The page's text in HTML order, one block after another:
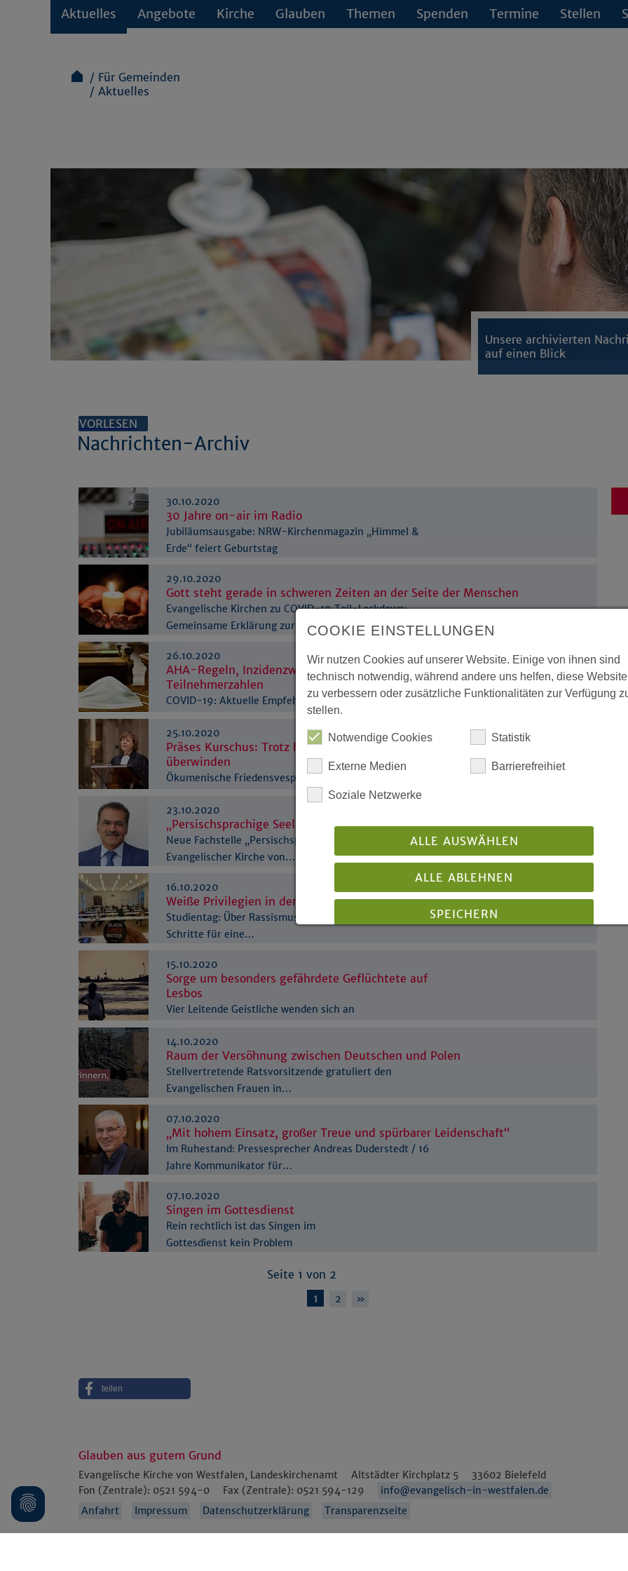
Aktuelles Angebote Kirche Glauben Themen Spenden Termine Stellen
Für Gemeinden
Aktuelles
Unsere archivierten
auf einen Blick
VORLESEN
Nachrichten-Archiv
30.10.2020
30 Jahre on-air im Radio
Jubiläumsausgabe: NRW-Kirchenmagazin „Himmel &
Erde“ feiert Geburtstag
29.10.2020
Gott steht gerade in schweren Zeiten an der Seite der Menschen
Evangelische Kirchen zu COVID-19 Teil-Lockdown:
Gemeinsame Erklärung zur…
26.10.2020
AHA-Regeln, Inzidenzwerte und
Teilnehmerzahlen
COVID-19: Aktuelle Empfehlungen zu
25.10.2020
Präses Kurschus: Trotz hasserfülltem Gegenwind Böses
überwinden
Ökumenische Friedensvesper im Dom erinnert an
23.10.2020
„Persischsprachige Seelsorge“
Neue Fachstelle „Persischsprachige Seelsorge“ in
Evangelischer Kirche von…
16.10.2020
Weiße Privilegien in der Kirche
Studientag: Über Rassismus in der Kirche reden -
Schritte für eine…
15.10.2020
Sorge um besonders gefährdete Geflüchtete auf
Lesbos
Vier Leitende Geistliche wenden sich an
14.10.2020
Raum der Versöhnung zwischen Deutschen und Polen
Stellvertretende Ratsvorsitzende gratuliert den
Evangelischen Frauen in…
07.10.2020
„Mit hohem Einsatz, großer Treue und spürbarer Leidenschaft“
Im Ruhestand: Pressesprecher Andreas Duderstedt / 16
Jahre Kommunikator für…
07.10.2020
Singen im Gottesdienst
Rein rechtlich ist das Singen im
Gottesdienst kein Problem
Seite 1 von 2
1
2 »
teilen
Glauben aus gutem Grund
Evangelische Kirche von Westfalen, Landeskirchenamt Altstädter Kirchplatz 5 33602 Bielefeld
Fon (Zentrale): 0521 594-0 Fax (Zentrale): 0521 594-129
info@evangelisch-in-westfalen.de
Anfahrt
Impressum Datenschutzerklärung Transparenzseite
COOKIE EINSTELLUNGEN
Wir nutzen Cookies auf unserer Website. Einige von ihnen sind
technisch notwendig, während andere uns helfen, diese Website
zu verbessern oder zusätzliche Funktionalitäten zur Verfügung
stellen.
Notwendige Cookies Statistik
Externe Medien Barrierefreihiet
Soziale Netzwerke
ALLE AUSWÄHLEN
ALLE ABLEHNEN
SPEICHERN
Impressum